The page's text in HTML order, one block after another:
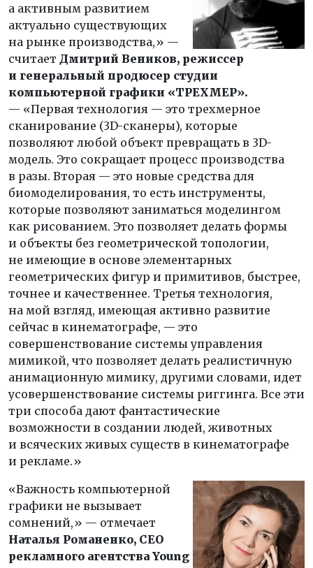
а активным развитием
актуально существующих
на рынке производства,» —
считает Дмитрий Веников, режиссер
и генеральный продюсер студии
компьютерной графики «ТРЕХМЕР».
— «Первая технология — это трехмерное
сканирование (3D-сканеры), которые
позволяют любой объект превращать в 3D-
модель. Это сокращает процесс производства
в разы. Вторая — это новые средства для
биомоделирования, то есть инструменты,
которые позволяют заниматься моделингом
как рисованием. Это позволяет делать формы
и объекты без геометрической топологии,
не имеющие в основе элементарных
геометрических фигур и примитивов, быстрее,
точнее и качественнее. Третья технология,
на мой взгляд, имеющая активно развитие
сейчас в кинематографе, — это
совершенствование системы управления
мимикой, что позволяет делать реалистичную
анимационную мимику, другими словами, идет
усовершенствование системы риггинга. Все эти
три способа дают фантастические
возможности в создании людей, животных
и всяческих живых существ в кинематографе
и рекламе.»
«Важность компьютерной
графики не вызывает
сомнений,» — отмечает
Наталья Романенко, CEO
рекламного агентства Young